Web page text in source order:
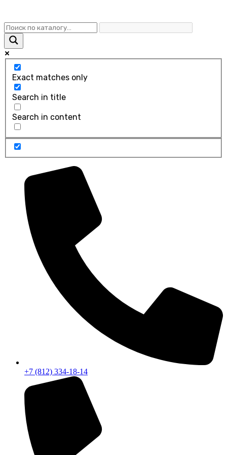
Exact matches only
Search in title
Search in content
+7 (812) 334-18-14